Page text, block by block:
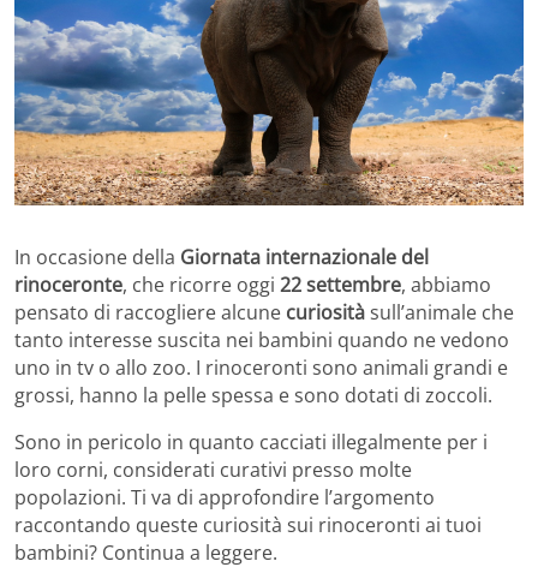
In occasione della Giornata internazionale del
rinoceronte, che ricorre oggi 22 settembre, abbiamo
pensato di raccogliere alcune curiositàsull’animale che
tanto interesse suscita nei bambini quando ne vedono
uno in tv o allo zoo. I rinoceronti sono animali grandi e
grossi, hanno la pelle spessa e sono dotati di zoccoli.
Sono in pericolo in quanto cacciati illegalmente per i
loro corni, considerati curativi presso molte
popolazioni. Ti va di approfondire l’argomento
raccontando queste curiosità sui rinoceronti ai tuoi
bambini? Continua a leggere.